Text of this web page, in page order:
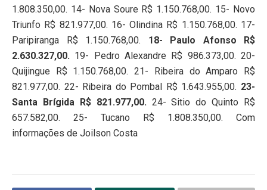
1.808.350,00. 14- Nova Soure R$ 1.150.768,00. 15- Novo
Triunfo R$ 821.977,00. 16- Olindina R$ 1.150.768,00. 17-
Paripiranga R$ 1.150.768,00. 18- Paulo Afonso R$
2.630.327,00. 19- Pedro Alexandre R$ 986.373,00. 20-
Quijingue R$ 1.150.768,00. 21- Ribeira do Amparo R$
821.977,00. 22- Ribeira do Pombal R$ 1.643.955,00. 23-
Santa Brígida R$ 821.977,00. 24- Sitio do Quinto R$
657.582,00. 25- Tucano R$ 1.808.350,00. Com
informações de Joilson Costa